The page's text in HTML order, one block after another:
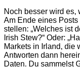
Noch besser wird es,
Am Ende eines
stellen: „Welches ist
Irish Stew?“ Oder:
Markets in Irland, die
Antworten dann
Daten. Du sammelst